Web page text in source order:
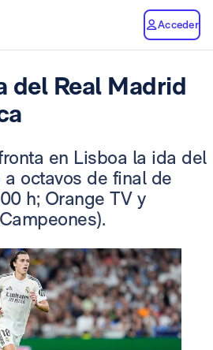
Acceder
del Real Madrid
en Lisboa la ida del
octavos de final de
h; Orange TV y